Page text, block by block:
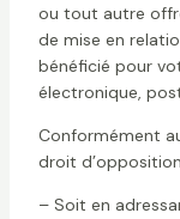
ou tout autre
de mise en
bénéficié pour
électronique,
Conformément
droit
– Soit en